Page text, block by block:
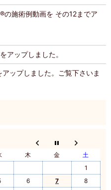
施術例動画を その12までア
アップしました。
ップしました。ご覧下さいま
木 金
土
1
6 7
8